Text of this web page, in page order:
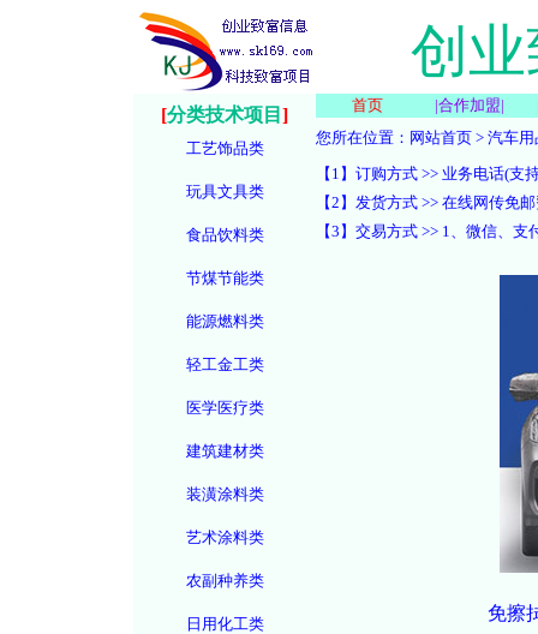
创
[分类技术项目 ]
工艺饰品类
玩具文具类
食品饮料类
节煤节能类
能源燃料类
轻工金工类
医学医疗类
建筑建材类
装潢涂料类
艺术涂料类
农副种养类
日用化工类
首页 |合作加盟|
您所在位置： 网站首页 > 汽车用
【1】订购方式 >> 业务电话(支
【2】发货方式 >> 在线网传免
【3】交易方式 >> 1、微信、
免擦